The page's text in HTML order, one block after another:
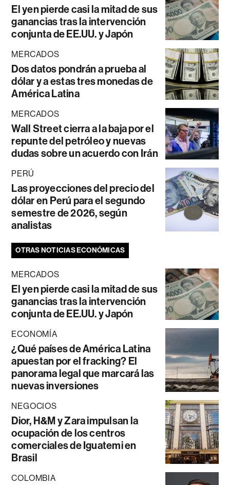
El yen pierde casi la mitad de sus
ganancias tras la intervención
conjunta de EE.UU. y Japón
MERCADOS
Dos datos pondrán a prueba al
dólar y a estas tres monedas de
América Latina
MERCADOS
Wall Street cierra a la baja por el
repunte del petróleo y nuevas
dudas sobre un acuerdo con Irán
PERÚ
Las proyecciones del precio del
dólar en Perú para el segundo
semestre de 2026, según
analistas
OTRAS NOTICIAS ECONÓMICAS
MERCADOS
El yen pierde casi la mitad de sus
ganancias tras la intervención
conjunta de EE.UU. y Japón
ECONOMÍA
¿Qué países de América Latina
apuestan por el fracking? El
panorama legal que marcará las
nuevas inversiones
NEGOCIOS
Dior, H&M y Zara impulsan la
ocupación de los centros
comerciales de Iguatemi en
Brasil
COLOMBIA